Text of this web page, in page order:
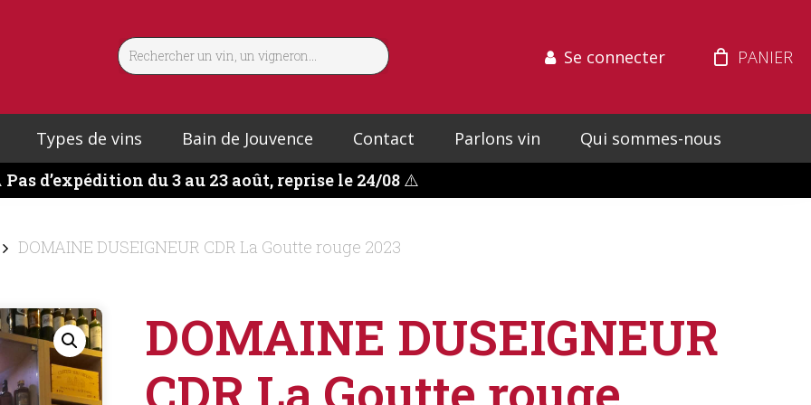
Se connecter
Types de vins Bain de Jouvence Contact Parlons vin
Qui sommes-nous
Pas d’expédition du 3 au 23 août, reprise le 24/08⚠️
DOMAINE DUSEIGNEUR CDR La Goutte rouge 2023
DOMAINE DUSEIGNEUR